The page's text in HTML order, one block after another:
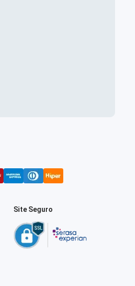
Site Seguro